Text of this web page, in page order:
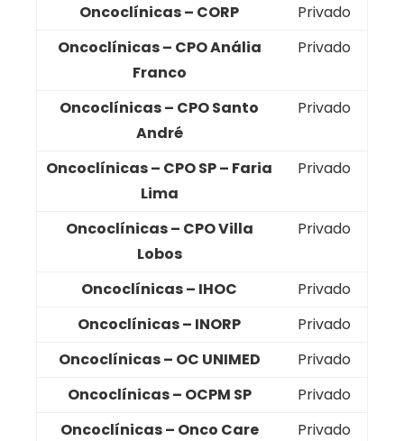
Oncoclínicas – CORP
Privado
Oncoclínicas – CPO Anália
Franco
Privado
Oncoclínicas – CPO Santo
André
Privado
Oncoclínicas – CPO SP – Faria
Lima
Privado
Oncoclínicas – CPO Villa
Lobos
Privado
Oncoclínicas – IHOC
Privado
Oncoclínicas – INORP
Privado
Oncoclínicas – OC UNIMED
Privado
Oncoclínicas – OCPM SP
Privado
Oncoclínicas – Onco Care
Privado